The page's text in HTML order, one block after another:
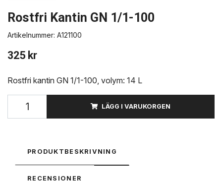
Rostfri Kantin GN 1/1-100
Artikelnummer: A121100
325 kr
Rostfri kantin GN 1/1-100, volym: 14 L
LÄGG I VARUKORGEN
PRODUKTBESKRIVNING
RECENSIONER